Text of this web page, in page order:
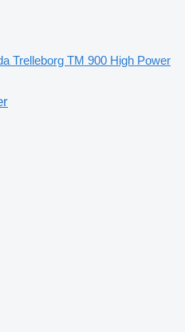
Trelleborg TM 900 High Power